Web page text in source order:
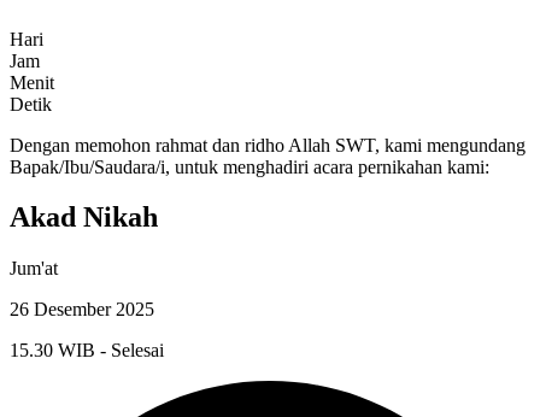
Hari
Jam
Menit
Detik
Dengan memohon rahmat dan ridho Allah SWT, kami mengundang
Bapak/Ibu/Saudara/i, untuk menghadiri acara pernikahan kami:
Akad Nikah
Jum'at
26 Desember 2025
15.30 WIB - Selesai